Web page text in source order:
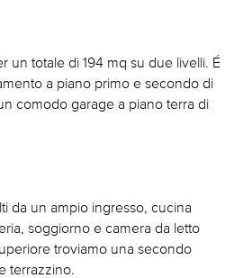
un totale di 194 mq su due livelli. É
a piano primo e secondo di
comodo garage a piano terra di
da un ampio ingresso, cucina
soggiorno e camera da letto
troviamo una secondo
terrazzino.